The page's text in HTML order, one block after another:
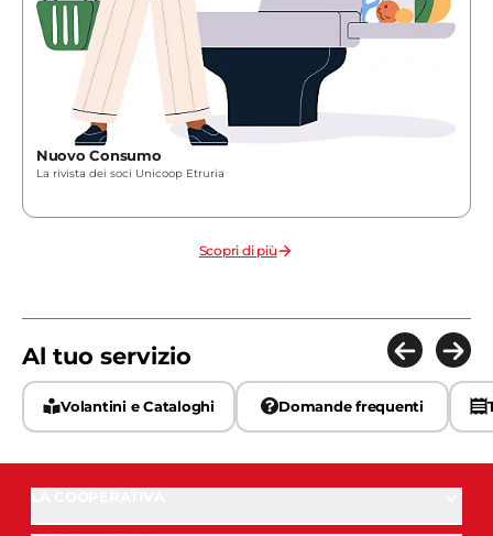
Nuovo Consumo
La rivista dei soci Unicoop Etruria
Scopri di più
Al tuo servizio
Volantini e Cataloghi Domande frequenti